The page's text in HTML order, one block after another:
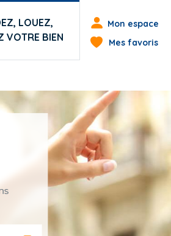
LOUEZ,
VOTRE BIEN
Menu
Mon espace
Mes favoris